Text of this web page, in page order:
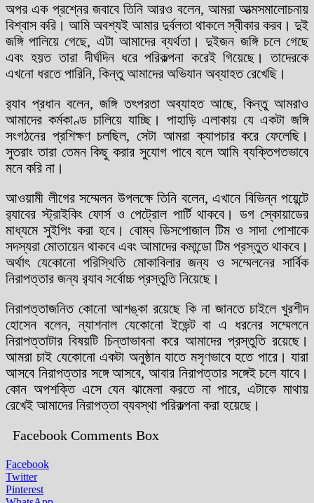
অপর এক প্রশ্নের জবাবে তিনি আরও বলেন, আমরা আত্মসমালোচনায়
বিশ্বাস করি। আমি অবশ্যই আমার দুর্বলতা থাকলে স্বীকার করব। দুই
জঙ্গি পালিয়ে গেছে, এটা আমাদের ব্যর্থতা। দুইজন জঙ্গি চলে গেছে
এবং হয়ত তারা দীর্ঘদিন ধরে পরিকল্পনা করেই গিয়েছে। তাদেরকে
এখনো ধরতে পারিনি, কিন্তু আমাদের অভিযান অব্যাহত রেখেছি।
র‍্যাব প্রধান বলেন, জঙ্গি তৎপরতা অব্যাহত আছে, কিন্তু আমরাও
আমাদের কর্মকাণ্ড চালিয়ে যাচ্ছি। পাহাড়ি এলাকায় যে একটা জঙ্গি
সংগঠনের প্রশিক্ষণ চলছিল, সেটা আমরা ক্যাপচার করে ফেলেছি।
সুতরাং তারা তেমন কিছু করার সুযোগ পাবে বলে আমি ব্যক্তিগতভাবে
মনে করি না।
আওয়ামী লীগের সম্মেলন উপলক্ষে তিনি বলেন, এখানে বিভিন্ন পয়েন্টে
র‍্যাবের স্ট্রাইকিং ফোর্স ও পেট্রোল পার্টি থাকবে। ডগ স্কোয়াডের
মাধ্যমে সুইপিং করা হবে। বোম্ব ডিসপোজাল টিম ও সাদা পোশাকে
সদস্যরা মোতায়েন থাকবে এবং আমাদের কমান্ডো টিম প্রস্তুত থাকবে।
অর্থাৎ যেকোনো পরিস্থিতি মোকাবিলার জন্য ও সম্মেলনের সার্বিক
নিরাপত্তার জন্য র‌্যাব সর্বোচ্চ প্রস্তুতি নিয়েছে।
নিরাপত্তাজনিত কোনো আশঙ্কা রয়েছে কি না জানতে চাইলে খুরশীদ
হোসেন বলেন, ন্যাশনাল যেকোনো ইভেন্ট বা এ ধরনের সম্মেলনে
নিরাপত্তাটার বিষয়টি চিন্তাভাবনা করে আমাদের প্রস্তুতি রয়েছে।
আমরা চাই যেকোনো একটা অনুষ্ঠান যাতে মসৃণভাবে হতে পারে। যারা
আসবে নিরাপত্তার সঙ্গে আসবে, আবার নিরাপত্তার সঙ্গেই চলে যাবে।
কোন অপশক্তি এসে যেন ঝামেলা করতে না পারে, এটাকে মাথায়
রেখেই আমাদের নিরাপত্তা ব্যবস্থা পরিকল্পনা করা হয়েছে।
Facebook Comments Box
Facebook
Twitter
Pinterest